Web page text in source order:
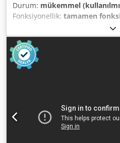
Durum: mükemmel
Fonksiyonellik: tamamen
slim filler 6000 Pack hour
packer Easy rider conveyours
yom Dwodpoy Iyc Iefx Alfea 90 V